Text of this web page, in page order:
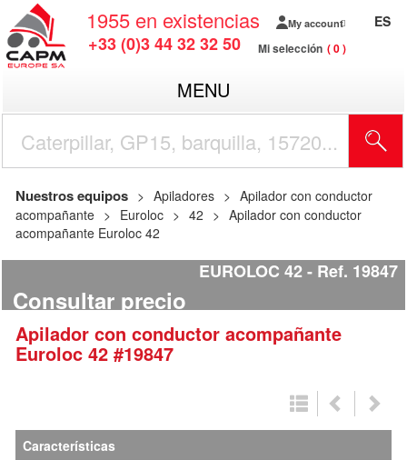
1955 en existencias
+33 (0)3 44 32 32 50
My account
Mi selección 0
ES
MENU
Nuestros equipos Apiladores
Apilador con conductor
acompañante
Euroloc 42
Apilador con conductor
acompañante Euroloc 42
EUROLOC 42 Ref. 19847
Consultar precio
Apilador con conductor acompañante
Euroloc 42 #19847
Características